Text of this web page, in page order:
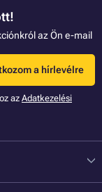
az Ön e-mail
a hírlevélre
az Adatkezelési